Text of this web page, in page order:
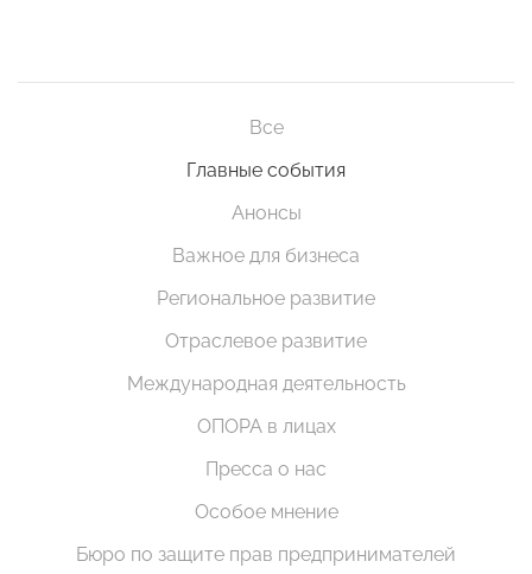
Все
Главные события
Анонсы
Важное для бизнеса
Региональное развитие
Отраслевое развитие
Международная деятельность
ОПОРА в лицах
Пресса о нас
Особое мнение
Бюро по защите прав предпринимателей